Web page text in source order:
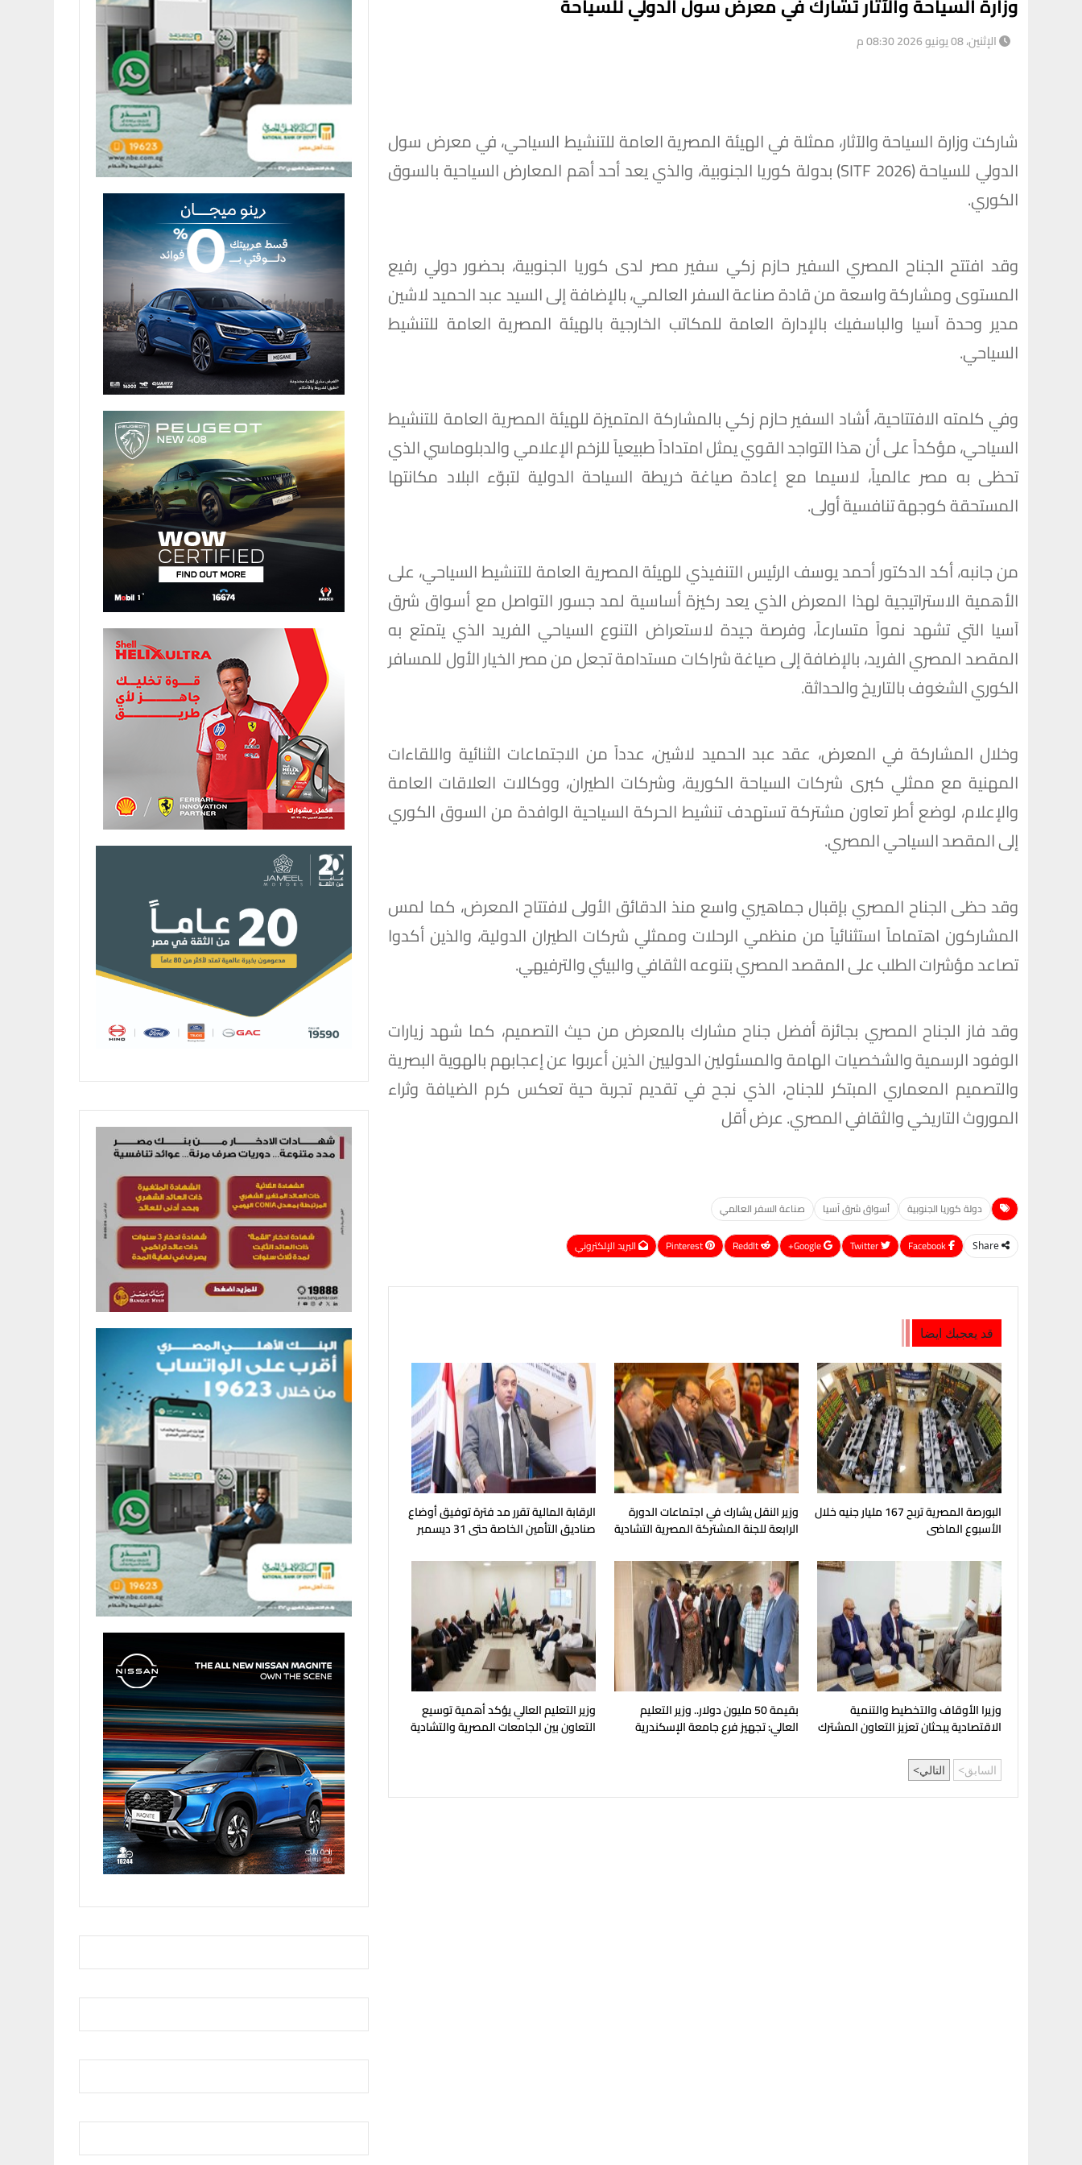
الإثنين، 08 يونيو 2026 08:30 م
شاركت وزارة السياحة والآثار، ممثلة في الهيئة المصرية العامة للتنشيط السياحي، في معرض سول
الدولي للسياحة (SITF 2026) بدولة كوريا الجنوبية، والذي يعد أحد أهم المعارض السياحية بالسوق
الكوري.
وقد افتتح الجناح المصري السفير حازم زكي سفير مصر لدى كوريا الجنوبية، بحضور دولي رفيع
المستوى ومشاركة واسعة من قادة صناعة السفر العالمي، بالإضافة إلى السيد عبد الحميد لاشين
مدير وحدة آسيا والباسفيك بالإدارة العامة للمكاتب الخارجية بالهيئة المصرية العامة للتنشيط
السياحي.
وفي كلمته الافتتاحية، أشاد السفير حازم زكي بالمشاركة المتميزة للهيئة المصرية العامة للتنشيط
السياحي، مؤكداً على أن هذا التواجد القوي يمثل امتداداً طبيعياً للزخم الإعلامي والدبلوماسي الذي
تحظى به مصر عالمياً، لاسيما مع إعادة صياغة خريطة السياحة الدولية لتبوّء البلاد مكانتها
المستحقة كوجهة تنافسية أولى.
من جانبه، أكد الدكتور أحمد يوسف الرئيس التنفيذي للهيئة المصرية العامة للتنشيط السياحي، على
الأهمية الاستراتيجية لهذا المعرض الذي يعد ركيزة أساسية لمد جسور التواصل مع أسواق شرق
آسيا التي تشهد نمواً متسارعاً، وفرصة جيدة لاستعراض التنوع السياحي الفريد الذي يتمتع به
المقصد المصري الفريد، بالإضافة إلى صياغة شراكات مستدامة تجعل من مصر الخيار الأول للمسافر
الكوري الشغوف بالتاريخ والحداثة.
وخلال المشاركة في المعرض، عقد عبد الحميد لاشين، عدداً من الاجتماعات الثنائية واللقاءات
المهنية مع ممثلي كبرى شركات السياحة الكورية، وشركات الطيران، ووكالات العلاقات العامة
والإعلام، لوضع أطر تعاون مشتركة تستهدف تنشيط الحركة السياحية الوافدة من السوق الكوري
إلى المقصد السياحي المصري.
وقد حظى الجناح المصري بإقبال جماهيري واسع منذ الدقائق الأولى لافتتاح المعرض، كما لمس
المشاركون اهتماماً استثنائياً من منظمي الرحلات وممثلي شركات الطيران الدولية، والذين أكدوا
تصاعد مؤشرات الطلب على المقصد المصري بتنوعه الثقافي والبيئي والترفيهي.
وقد فاز الجناح المصري بجائزة أفضل جناح مشارك بالمعرض من حيث التصميم، كما شهد زيارات
الوفود الرسمية والشخصيات الهامة والمسئولين الدوليين الذين أعربوا عن إعجابهم بالهوية البصرية
والتصميم المعماري المبتكر للجناح، الذي نجح في تقديم تجربة حية تعكس كرم الضيافة وثراء
الموروث التاريخي والثقافي المصري. عرض أقل
دولة كوريا الجنوبية أسواق شرق آسيا صناعة السفر العالمي
Share
Google+
ReddIt
Pinterest البريد الإلكتروني
قد يعجبك ايضا
البورصة المصرية تربح 167 مليار جنيه خلال
الأسبوع الماضى
وزير النقل يشارك في اجتماعات الدورة
الرابعة للجنة المشتركة المصرية التشادية
الرقابة المالية تقرر مد فترة توفيق أوضاع
صناديق التأمين الخاصة حتى 31 ديسمبر
وزيرا الأوقاف والتخطيط والتنمية
الاقتصادية يبحثان تعزيز التعاون المشترك
بقيمة 50 مليون دولار.. وزير التعليم
العالي: تجهيز فرع جامعة الإسكندرية
وزير التعليم العالي يؤكد أهمية توسيع
التعاون بين الجامعات المصرية والتشادية
السابق التالي